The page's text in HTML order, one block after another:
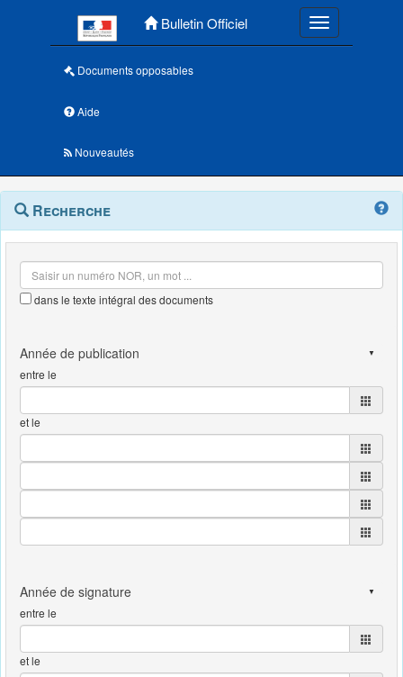
Bulletin Officiel Toggle
Documents opposables
Aide
Nouveautés
Navigation
outils
Menu
contextuel
Recherche
dans le texte intégral des documents
entre le
et le
entre le
et le